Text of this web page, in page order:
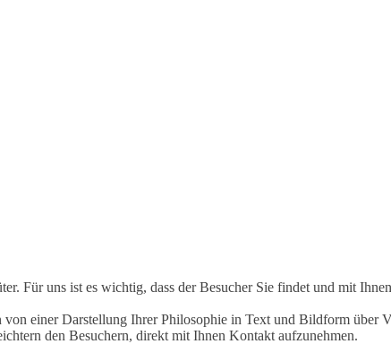
Für uns ist es wichtig, dass der Besucher Sie findet und mit
einer Darstellung Ihrer Philosophie in Text und Bildform über
den Besuchern, direkt mit Ihnen Kontakt aufzunehmen.